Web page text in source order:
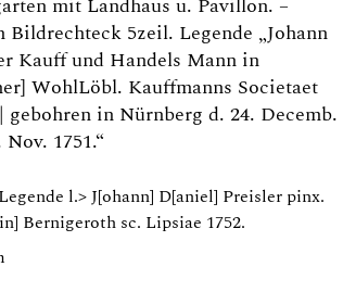
mit Landhaus u. Pavillon. –
Bildrechteck 5zeil. Legende „Johann
Kauff und Handels Mann in
WohlLöbl. Kauffmanns Societaet
in Nürnberg d. 24. Decemb.
1751.“
l.> J[ohann] D[aniel] Preisler pinx.
Bernigeroth sc. Lipsiae 1752.